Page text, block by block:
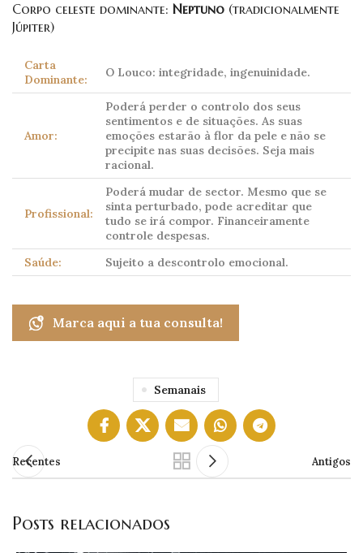
Corpo celeste dominante: Neptuno (tradicionalmente
Júpiter)
Carta
Dominante:
O Louco: integridade, ingenuinidade.
Amor:
Poderá perder o controlo dos seus
sentimentos e de situações. As suas
emoções estarão à flor da pele e não se
precipite nas suas decisões. Seja mais
racional.
Profissional:
Poderá mudar de sector. Mesmo que se
sinta perturbado, pode acreditar que
tudo se irá compor. Financeiramente
controle despesas.
Saúde:
Sujeito a descontrolo emocional.
Marca aqui a tua consulta!
Semanais
Recentes Antigos
Posts relacionados